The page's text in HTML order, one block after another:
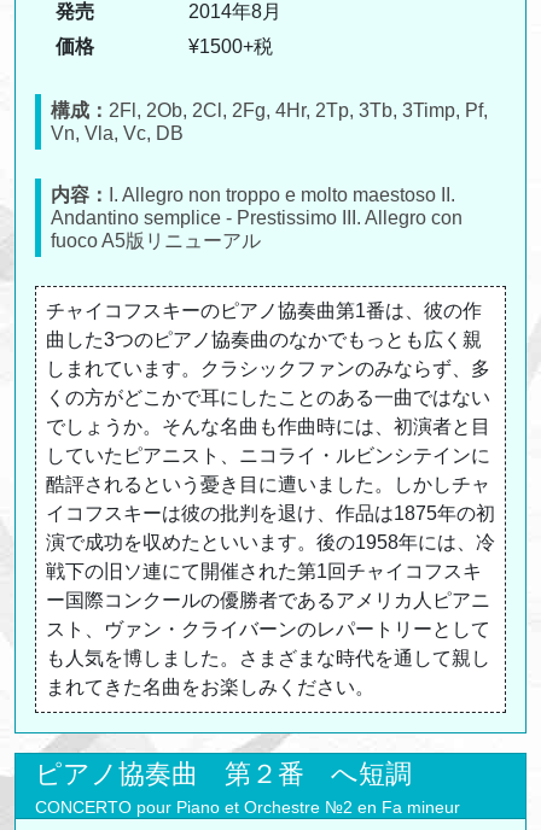
発売
2014年8月
価格
¥1500+税
構成： 2Fl, 2Ob, 2Cl, 2Fg, 4Hr, 2Tp, 3Tb, 3Timp, Pf,
Vn, Vla, Vc, DB
内容：
I. Allegro non troppo e molto maestoso II.
Andantino semplice - Prestissimo III. Allegro con
fuoco A5版リニューアル
チャイコフスキーのピアノ協奏曲第1番は、彼の作
曲した3つのピアノ協奏曲のなかでもっとも広く親
しまれています。クラシックファンのみならず、多
くの方がどこかで耳にしたことのある一曲ではない
でしょうか。そんな名曲も作曲時には、初演者と目
していたピアニスト、ニコライ・ルビンシテインに
酷評されるという憂き目に遭いました。しかしチャ
イコフスキーは彼の批判を退け、作品は1875年の初
演で成功を収めたといいます。後の1958年には、冷
戦下の旧ソ連にて開催された第1回チャイコフスキ
ー国際コンクールの優勝者であるアメリカ人ピアニ
スト、ヴァン・クライバーンのレパートリーとして
も人気を博しました。さまざまな時代を通して親し
まれてきた名曲をお楽しみください。
ピアノ協奏曲 第２番 へ短調
CONCERTO pour Piano et Orchestre №2 en Fa mineur